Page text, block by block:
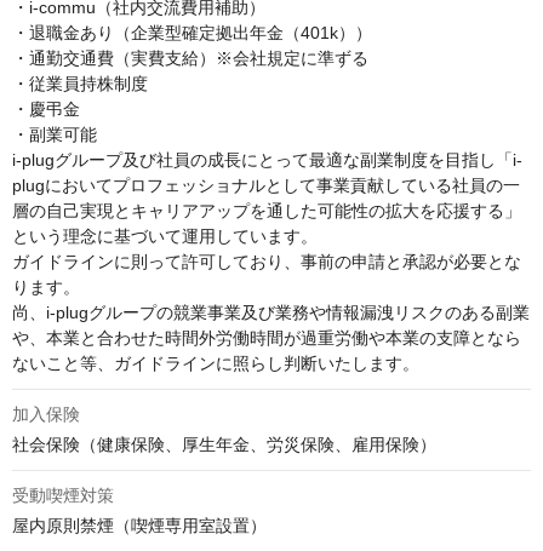
・i-commu（社内交流費用補助）
・退職金あり（企業型確定拠出年金（401k））
・通勤交通費（実費支給）※会社規定に準ずる
・従業員持株制度
・慶弔金
・副業可能
i-plugグループ及び社員の成長にとって最適な副業制度を目指し「i-
plugにおいてプロフェッショナルとして事業貢献している社員の一
層の自己実現とキャリアアップを通した可能性の拡大を応援する」
という理念に基づいて運用しています。
ガイドラインに則って許可しており、事前の申請と承認が必要とな
ります。
尚、i-plugグループの競業事業及び業務や情報漏洩リスクのある副業
や、本業と合わせた時間外労働時間が過重労働や本業の支障となら
ないこと等、ガイドラインに照らし判断いたします。
加入保険
社会保険（健康保険、厚⽣年⾦、労災保険、雇⽤保険）
受動喫煙対策
屋内原則禁煙（喫煙専⽤室設置）